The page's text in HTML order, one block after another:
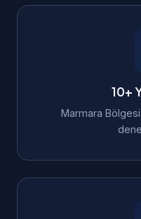
10+
Marmara